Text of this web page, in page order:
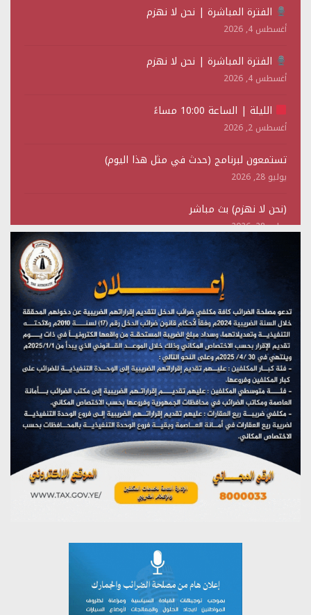
الفترة المباشرة | نحن لا نهزم
أغسطس 4, 2026
الفترة المباشرة | نحن لا نهزم
أغسطس 4, 2026
الليلة | الساعة 10:00 مساءً
أغسطس 2, 2026
تستمعون لبرنامج (حدث في مثل هذا اليوم)
يوليو 28, 2026
(نحن لا نهزم) بث مباشر
يوليو 28, 2026
تستمعون لبرنامج (هندسة الوهم)
مؤتمر صحفي لمركز عين الإنسانية حول جرائم تحالف العدوان
على اليمن
يوليو 27, 2026
تستمعون لبرنامج (مع السيد القائد)
يوليو 26, 2026
تستمعون لبرنامج (خبر وعلم)
يوليو 26, 2026